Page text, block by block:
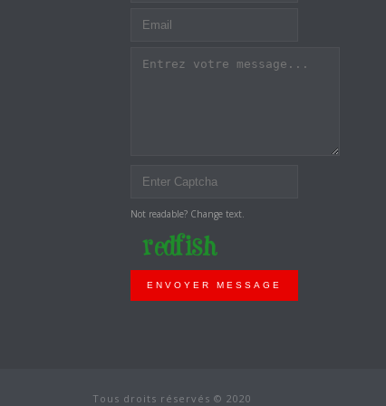
Not readable? Change text.
ENVOYER MESSAGE
Tous droits réservés © 2020